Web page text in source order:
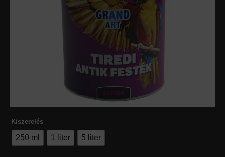
Kiszerelés
250 ml 1 liter 5 liter